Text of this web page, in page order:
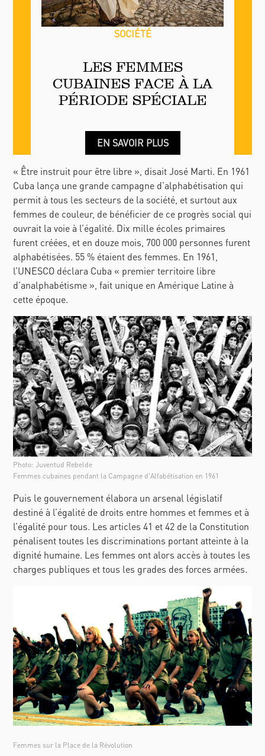
SOCIÉTÉ
LES FEMMES
CUBAINES FACE À LA
PÉRIODE SPÉCIALE
EN SAVOIR PLUS
« Être instruit pour être libre », disait José Marti. En 1961
Cuba lança une grande campagne d’alphabétisation qui
permit à tous les secteurs de la société, et surtout aux
femmes de couleur, de bénéficier de ce progrès social qui
ouvrait la voie à l’égalité. Dix mille écoles primaires
furent créées, et en douze mois, 700 000 personnes furent
alphabétisées. 55 % étaient des femmes. En 1961,
l’UNESCO déclara Cuba « premier territoire libre
d’analphabétisme », fait unique en Amérique Latine à
cette époque.
Photo: Juventud Rebelde
Femmes cubaines pendant la Campagne d'Alfabétisation en 1961
Puis le gouvernement élabora un arsenal législatif
destiné à l’égalité de droits entre hommes et femmes et à
l’égalité pour tous. Les articles 41 et 42 de la Constitution
pénalisent toutes les discriminations portant atteinte à la
dignité humaine. Les femmes ont alors accès à toutes les
charges publiques et tous les grades des forces armées.
Femmes sur la Place de la Révolution